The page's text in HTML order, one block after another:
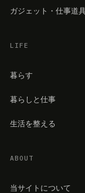
ガジェット・仕事道
LIFE
暮らす
暮らしと仕事
生活を整える
ABOUT
当サイトについて